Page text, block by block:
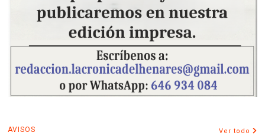
AVISOS Ver todo